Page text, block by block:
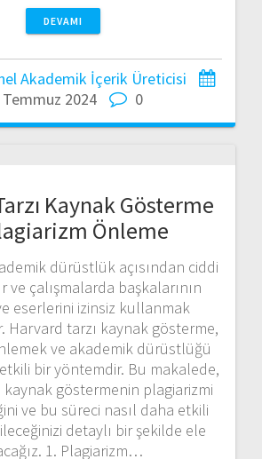
DEVAMI
Akademik İçerik Üreticisi
Temmuz 2024
0
Kaynak Gösterme
Önleme
dürüstlük açısından ciddi
ve çalışmalarda başkalarının
eserlerini izinsiz kullanmak
Harvard tarzı kaynak gösterme,
ve akademik dürüstlüğü
bir yöntemdir. Bu makalede,
kaynak göstermenin plagiarizmi
ve bu süreci nasıl daha etkili
detaylı bir şekilde ele
1. Plagiarizm…